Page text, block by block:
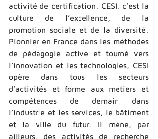
activité de certification. CESI, c’est la
culture de l’excellence, de la
promotion sociale et de la diversité.
Pionnier en France dans les méthodes
de pédagogie active et tourné vers
l’innovation et les technologies, CESI
opère dans tous les secteurs
d’activités et forme aux métiers et
compétences de demain dans
l’industrie et les services, le bâtiment
et la ville du futur. Il mène, par
ailleurs, des activités de recherche